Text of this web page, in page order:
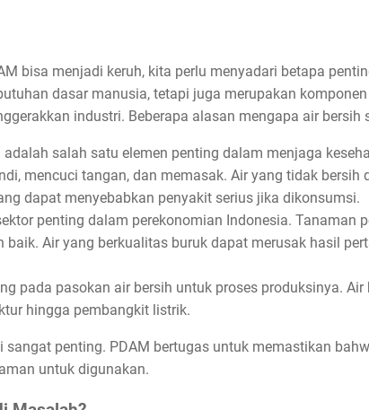
bisa menjadi keruh, kita perlu menyadari betapa
dasar manusia, tetapi juga merupakan
industri. Beberapa alasan mengapa air bersih
adalah salah satu elemen penting dalam menjaga
mencuci tangan, dan memasak. Air yang tidak bersih
dapat menyebabkan penyakit serius jika dikonsumsi.
penting dalam perekonomian Indonesia. Tanaman
Air yang berkualitas buruk dapat merusak hasil
pada pasokan air bersih untuk proses produksinya.
hingga pembangkit listrik.
penting. PDAM bertugas untuk memastikan
untuk digunakan.